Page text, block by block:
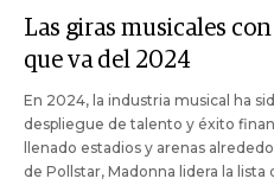
Las giras musicales
que va del 2024
En 2024, la industria musical ha
despliegue de talento y éxito
llenado estadios y arenas
de Pollstar, Madonna lidera la lista